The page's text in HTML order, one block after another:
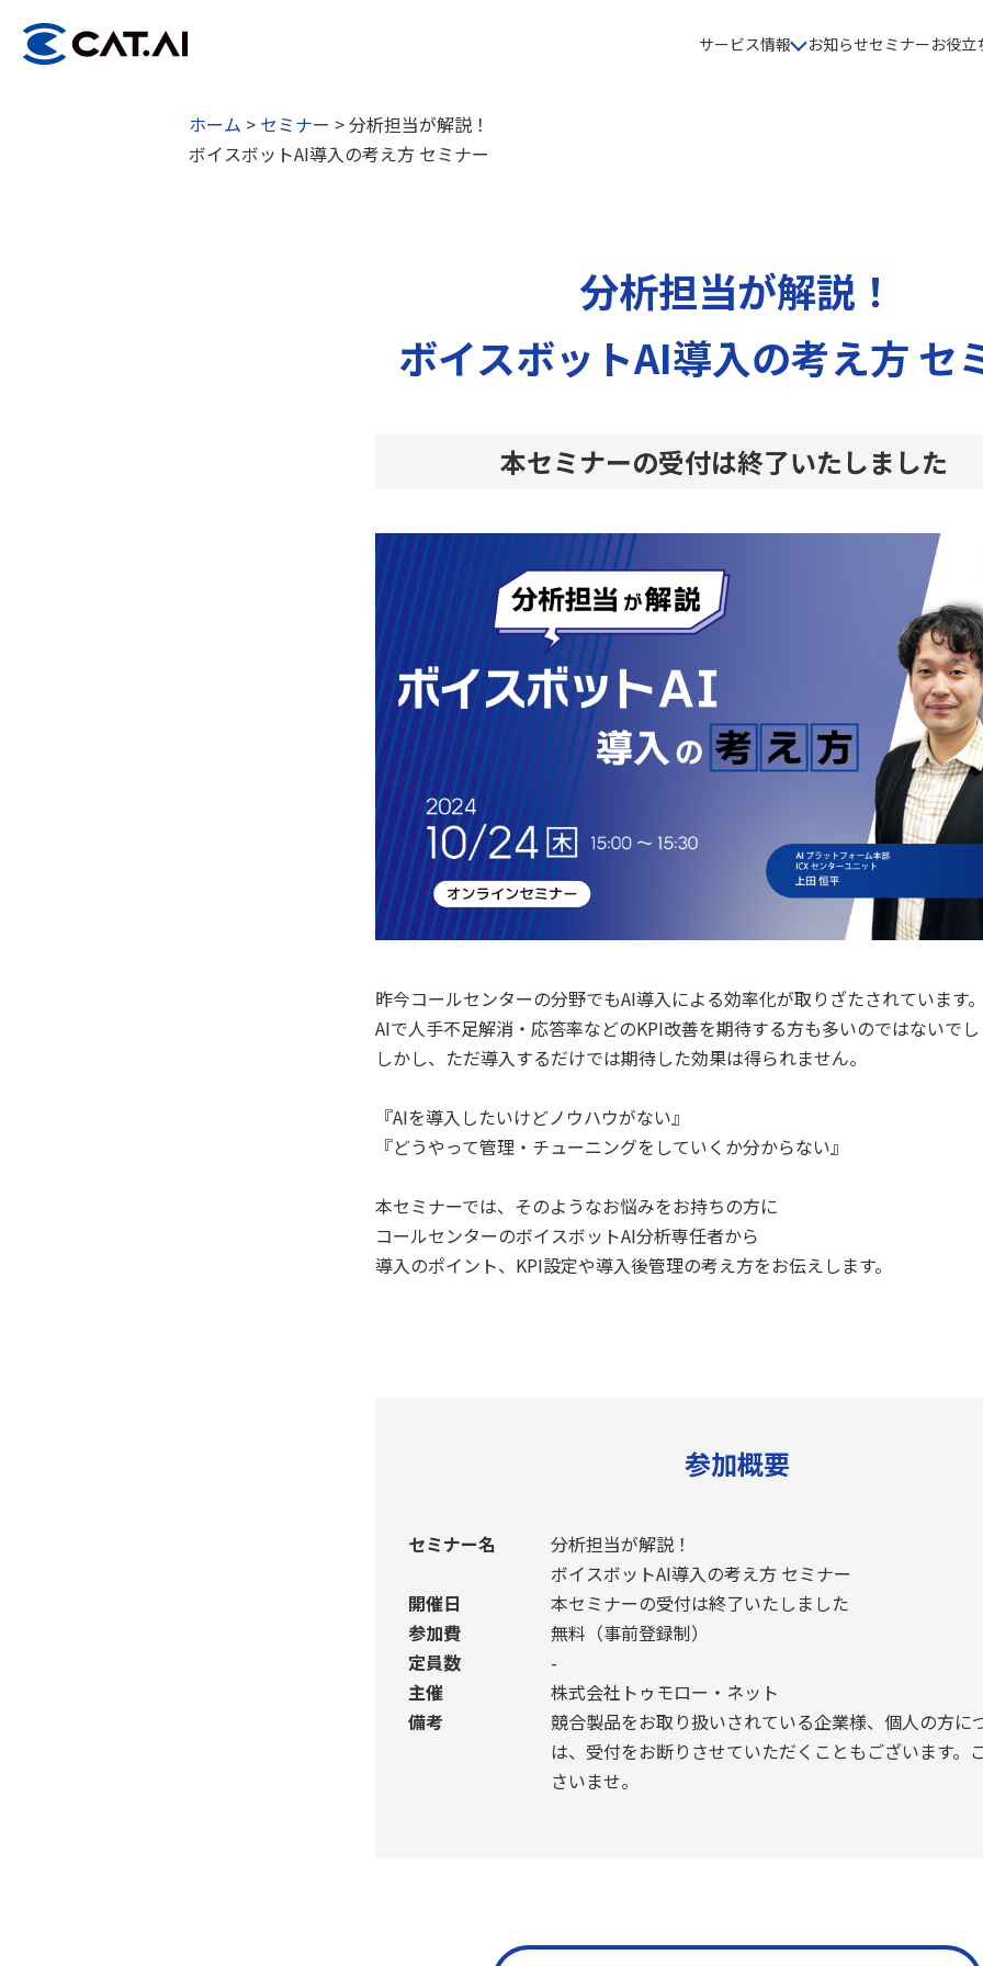
サービス情報 お知らせセミナーお役立
ホーム > セミナー >分析担当が解説！
ボイスボットAI導入の考え方 セミナー
分析担当が解説！
ボイスボットAI導入の考え方 セ
本セミナーの受付は終了いたしました
昨今コールセンターの分野でもAI導入による効率化が取りざたされています。
AIで人手不足解消・応答率などのKPI改善を期待する方も多いのではないでし
しかし、ただ導入するだけでは期待した効果は得られません。
『AIを導入したいけどノウハウがない』
『どうやって管理・チューニングをしていくか分からない』
本セミナーでは、そのようなお悩みをお持ちの方に
コールセンターのボイスボットAI分析専任者から
導入のポイント、KPI設定や導入後管理の考え方をお伝えします。
参加概要
セミナー名
分析担当が解説！
ボイスボットAI導入の考え方 セミナー
開催日
本セミナーの受付は終了いたしました
参加費
無料（事前登録制）
定員数
-
主催
株式会社トゥモロー・ネット
備考
競合製品をお取り扱いされている企業様、個人の方に
は、受付をお断りさせていただくこともございます。
さいませ。